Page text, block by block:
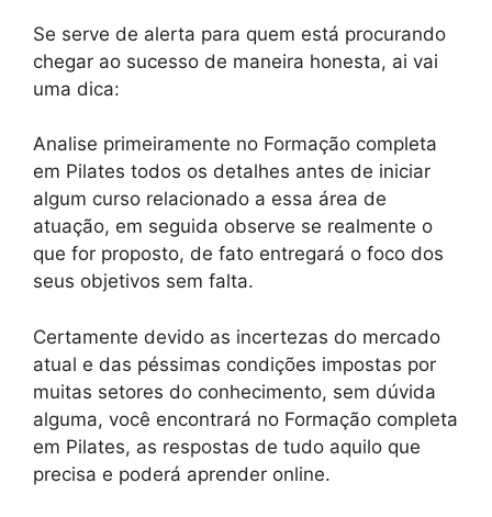
Se serve de alerta para quem está procurando
chegar ao sucesso de maneira honesta, ai vai
uma dica:
Analise primeiramente no Formação completa
em Pilates todos os detalhes antes de iniciar
algum curso relacionado a essa área de
atuação, em seguida observe se realmente o
que for proposto, de fato entregará o foco dos
seus objetivos sem falta.
Certamente devido as incertezas do mercado
atual e das péssimas condições impostas por
muitas setores do conhecimento, sem dúvida
alguma, você encontrará no Formação completa
em Pilates, as respostas de tudo aquilo que
precisa e poderá aprender online.